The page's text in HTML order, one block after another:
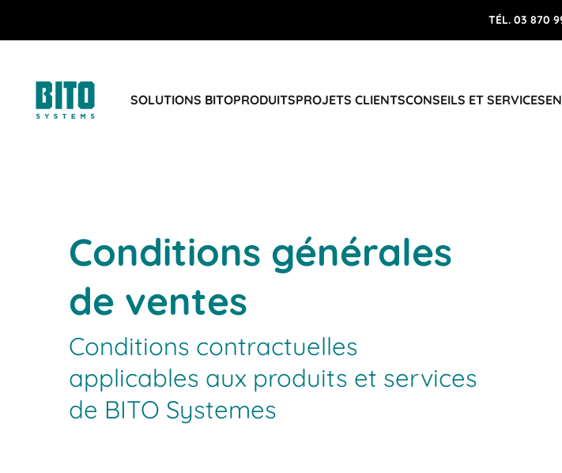
TÉL. 03 870
SOLUTIONS BITOPRODUITSPROJETS CLIENTSCONSEILS ET SERVICES
Conditions générales
de ventes
Conditions contractuelles
applicables aux produits et services
de BITO Systemes